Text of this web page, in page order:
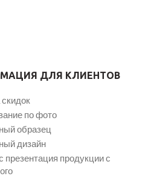
ДЛЯ КЛИЕНТОВ
по фото
образец
дизайн
презентация продукции с